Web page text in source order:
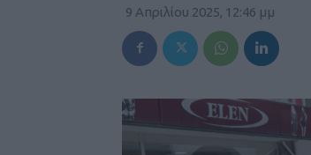
9 Απριλίου 2025, 12:46 μμ